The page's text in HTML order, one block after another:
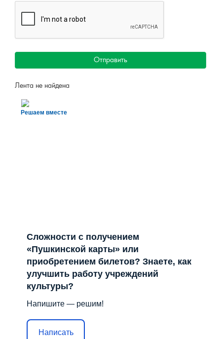
Отправить
Лента не найдена
Решаем вместе
Сложности с получением
«Пушкинской карты» или
приобретением билетов? Знаете, как
улучшить работу учреждений
культуры?
Напишите — решим!
Написать